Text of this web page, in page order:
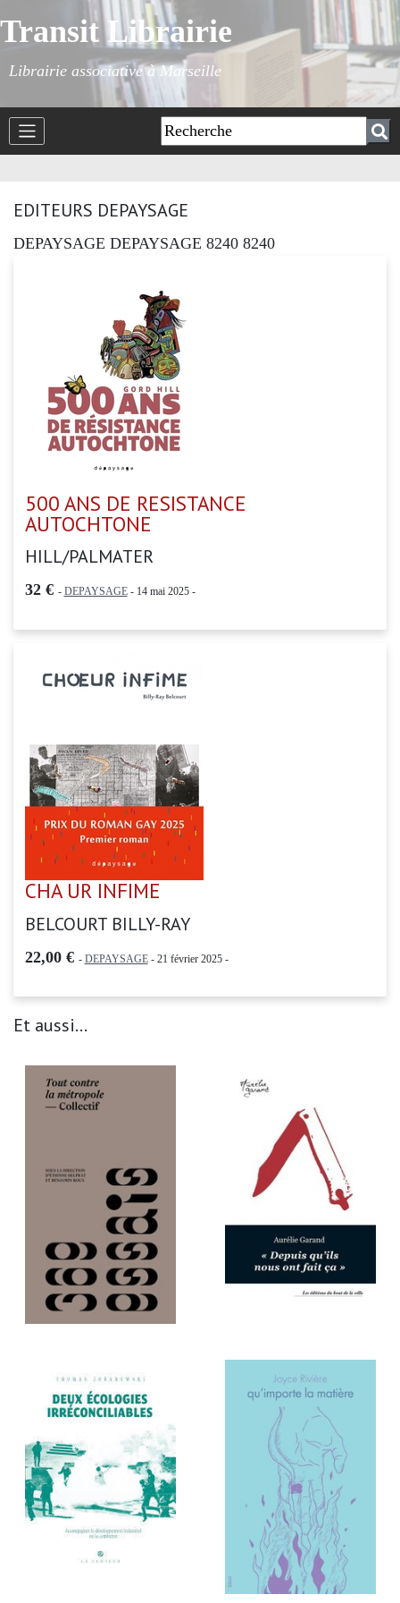
Transit Librairie
Librairie associative à Marseille
EDITEURS DEPAYSAGE
DEPAYSAGE DEPAYSAGE 8240 8240
500 ANS DE RESISTANCE
AUTOCHTONE
HILL/PALMATER
32 € - DEPAYSAGE- 14 mai 2025 -
CHA UR INFIME
BELCOURT BILLY-RAY
22,00 € - DEPAYSAGE- 21 février 2025 -
Et aussi...